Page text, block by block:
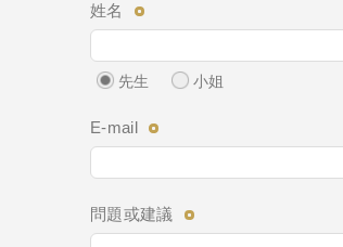
姓名
先生 小姐
E-mail
問題或建議